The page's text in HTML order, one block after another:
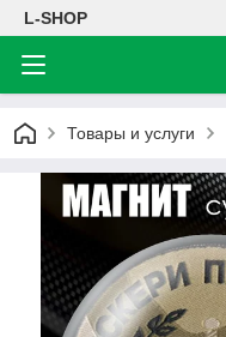
L-SHOP
Товары и услуги